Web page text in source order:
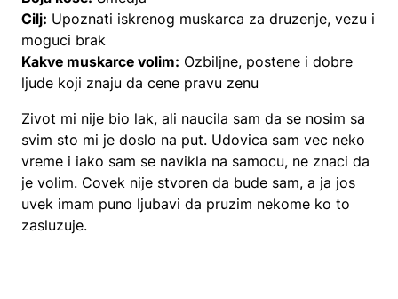
Cilj: Upoznati iskrenog muskarca za druzenje, vezu i
moguci brak
Kakve muskarce volim: Ozbiljne, postene i dobre
ljude koji znaju da cene pravu zenu
Zivot mi nije bio lak, ali naucila sam da se nosim sa
svim sto mi je doslo na put. Udovica sam vec neko
vreme i iako sam se navikla na samocu, ne znaci da
je volim. Covek nije stvoren da bude sam, a ja jos
uvek imam puno ljubavi da pruzim nekome ko to
zasluzuje.